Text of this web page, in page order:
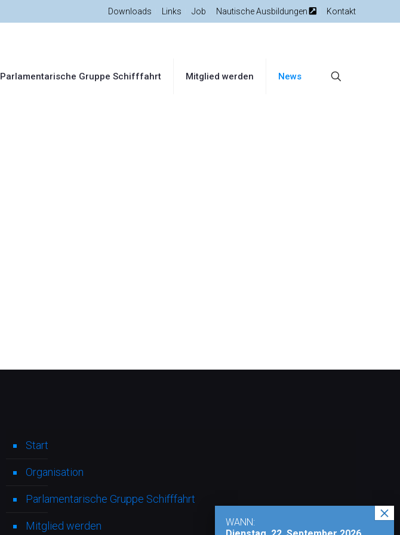
Downloads Links Job Nautische Ausbildungen Kontakt
Parlamentarische Gruppe Schifffahrt Mitglied werden News
Start
Organisation
Parlamentarische Gruppe Schifffahrt
Mitglied werden
WANN: